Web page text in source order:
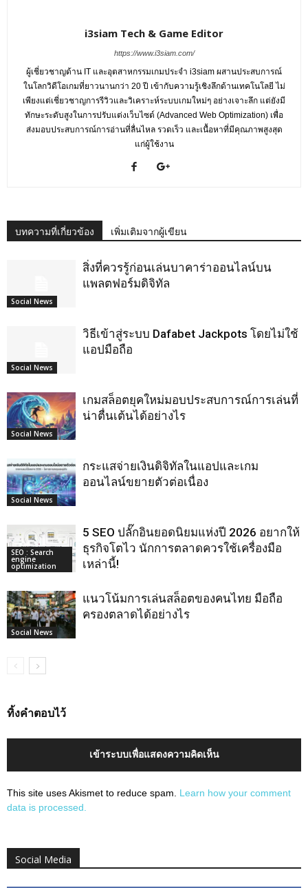
i3siam Tech & Game Editor
https://www.i3siam.com/
ผู้เชี่ยวชาญด้าน IT และอุตสาหกรรมเกมประจำ i3siam ผสานประสบการณ์
ในโลกวิดีโอเกมที่ยาวนานกว่า 20 ปี เข้ากับความรู้เชิงลึกด้านเทคโนโลยี ไม่
เพียงแต่เชี่ยวชาญการรีวิวและวิเคราะห์ระบบเกมใหม่ๆ อย่างเจาะลึก แต่ยังมี
ทักษะระดับสูงในการปรับแต่งเว็บไซต์ (Advanced Web Optimization) เพื่อ
ส่งมอบประสบการณ์การอ่านที่ลื่นไหล รวดเร็ว และเนื้อหาที่มีคุณภาพสูงสุด
แก่ผู้ใช้งาน
บทความที่เกี่ยวข้อง เพิ่มเติมจากผู้เขียน
Social News
สิ่งที่ควรรู้ก่อนเล่นบาคาร่าออนไลน์บน
แพลตฟอร์มดิจิทัล
Social News
วิธีเข้าสู่ระบบ Dafabet Jackpots โดยไม่ใช้
แอปมือถือ
Social News
เกมสล็อตยุคใหม่มอบประสบการณ์การเล่นที่
น่าตื่นเต้นได้อย่างไร
Social News
กระแสจ่ายเงินดิจิทัลในแอปและเกม
ออนไลน์ขยายตัวต่อเนื่อง
SEO : Search
engine
optimization
5 SEO ปลั๊กอินยอดนิยมแห่งปี 2026 อยากให้
ธุรกิจโตไว นักการตลาดควรใช้เครื่องมือ
เหล่านี้!
Social News
แนวโน้มการเล่นสล็อตของคนไทย มือถือ
ครองตลาดได้อย่างไร
ทิ้งคำตอบไว้
เข้าระบบเพื่อแสดงความคิดเห็น
This site uses Akismet to reduce spam. Learn how your comment
data is processed.
Social Media